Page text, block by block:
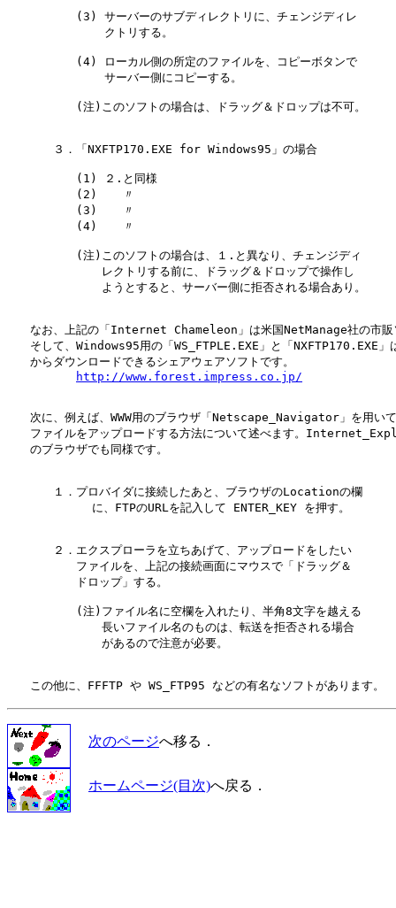
(3) サーバーのサブディレクトリに、チェンジディレ
クトリする。
(4) ローカル側の所定のファイルを、コピーボタンで
サーバー側にコピーする。
(注)このソフトの場合は、ドラッグ＆ドロップは不可。
３．「NXFTP170.EXE for Windows95」の場合
(1) ２.と同様
(2) 　 〃
(3) 　 〃
(4) 　 〃
(注)このソフトの場合は、１.と異なり、チェンジディ
レクトリする前に、ドラッグ＆ドロップで操作し
ようとすると、サーバー側に拒否される場合あり。
なお、上記の「Internet Chameleon」は米国NetManage社の市販
そして、Windows95用の「WS_FTPLE.EXE」と「NXFTP170.EXE」
からダウンロードできるシェアウェアソフトです。
http://www.forest.impress.co.jp/
次に、例えば、WWW用のブラウザ「Netscape_Navigator」を用い
ファイルをアップロードする方法について述べます。
のブラウザでも同様です。
１．プロバイダに接続したあと、ブラウザのLocationの欄
            に、FTPのURLを記入して ENTER_KEY を押す。
２．エクスプローラを立ちあげて、アップロードをしたい
ファイルを、上記の接続画面にマウスで「ドラッグ＆
ドロップ」する。
(注)ファイル名に空欄を入れたり、半角8文字を越える
長いファイル名のものは、転送を拒否される場合
があるので注意が必要。
次のページへ移る．
ホームページ(目次)へ戻る．